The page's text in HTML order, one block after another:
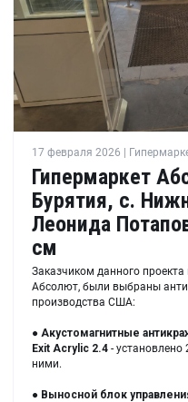
17 февраля 2026 |
Гипермаркет
Бурятия, с.
Леонида
см
Заказчиком данного
Абсолют, были выбраны
производства США:
● Акустомагнитные
Exit Acrylic 2.4 -
ними.
● Выносной блок